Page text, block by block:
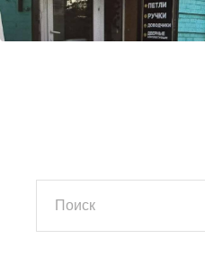
искать: